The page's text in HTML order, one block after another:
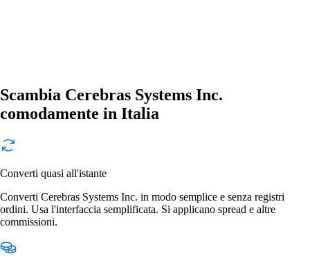
Scambia Cerebras Systems Inc.
comodamente in Italia
Converti quasi all'istante
Converti Cerebras Systems Inc. in modo semplice e senza registri
ordini. Usa l'interfaccia semplificata. Si applicano spread e altre
commissioni.